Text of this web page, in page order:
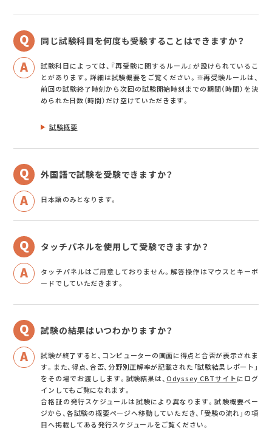
同じ試験科目を何度も受験することはできますか？
試験科目によっては、『再受験に関するルール』が設けられているこ
とがあります。詳細は試験概要をご覧ください。※再受験ルールは、
前回の試験終了時刻から次回の試験開始時刻までの期間（時間）を決
められた日数（時間）だけ空けていただきます。
試験概要
外国語で試験を受験できますか？
日本語のみとなります。
タッチパネルを使用して受験できますか？
タッチパネルはご用意しておりません。解答操作はマウスとキーボ
ードでしていただきます。
試験の結果はいつわかりますか？
試験が終了すると、コンピューターの画面に得点と合否が表示されま
す。また、得点、合否、分野別正解率が記載された「試験結果レポート」
をその場でお渡しします。試験結果は、Odyssey CBTサイトにログ
インしてもご覧になれます。
合格証の発行スケジュールは試験により異なります。試験概要ペー
ジから、各試験の概要ページへ移動していただき、「受験の流れ」の項
目へ掲載してある発行スケジュールをご覧ください。